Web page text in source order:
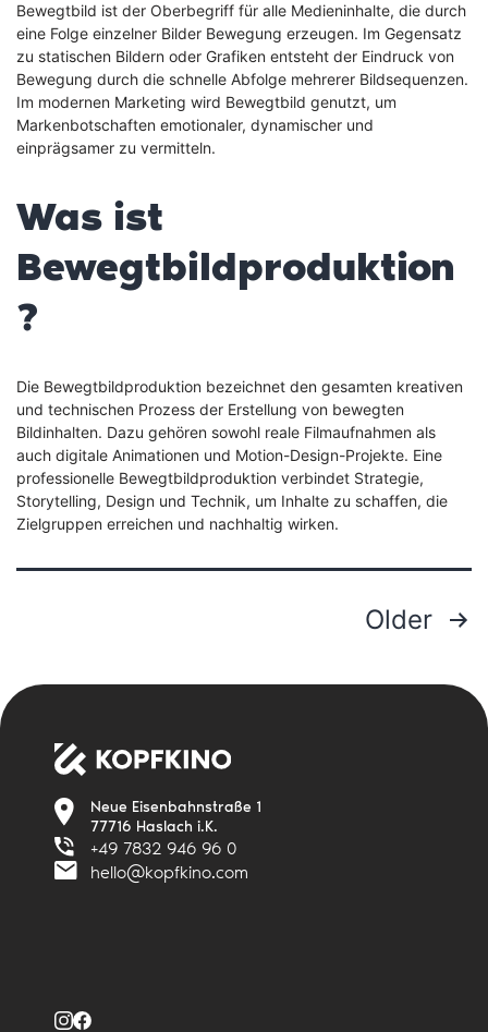
Bewegtbild ist der Oberbegriff für alle Medieninhalte, die durch
eine Folge einzelner Bilder Bewegung erzeugen. Im Gegensatz
zu statischen Bildern oder Grafiken entsteht der Eindruck von
Bewegung durch die schnelle Abfolge mehrerer Bildsequenzen.
Im modernen Marketing wird Bewegtbild genutzt, um
Markenbotschaften emotionaler, dynamischer und
einprägsamer zu vermitteln.
Was ist
Bewegtbildproduktion
?
Die Bewegtbildproduktion bezeichnet den gesamten kreativen
und technischen Prozess der Erstellung von bewegten
Bildinhalten. Dazu gehören sowohl reale Filmaufnahmen als
auch digitale Animationen und Motion-Design-Projekte. Eine
professionelle Bewegtbildproduktion verbindet Strategie,
Storytelling, Design und Technik, um Inhalte zu schaffen, die
Zielgruppen erreichen und nachhaltig wirken.
Posts
pagination
Older
Neue Eisenbahnstraße 1
77716 Haslach i.K.
+49 7832 946 96 0
hello@kopfkino.com